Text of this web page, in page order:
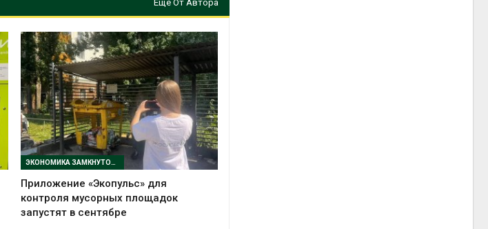
Еще От Автора
ЭКОНОМИКА ЗАМКНУТОГО ЦИКЛА
Приложение «Экопульс» для
контроля мусорных площадок
запустят в сентябре